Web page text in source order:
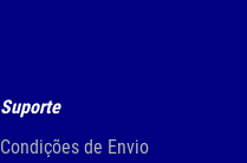
Suporte
Condições de Envio